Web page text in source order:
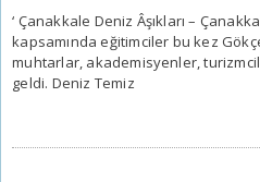
‘ Çanakkale Deniz Âşıkları –
kapsamında eğitimciler bu kez
muhtarlar, akademisyenler,
geldi. Deniz Temiz